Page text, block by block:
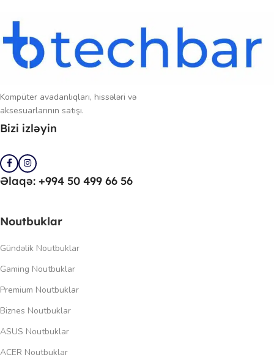
Kompüter avadanlıqları, hissələri və
aksesuarlarının satışı.
Bizi izləyin
Əlaqə: +994 50 499 66 56
Noutbuklar
Gündəlik Noutbuklar
Gaming Noutbuklar
Premium Noutbuklar
Biznes Noutbuklar
ASUS Noutbuklar
ACER Noutbuklar